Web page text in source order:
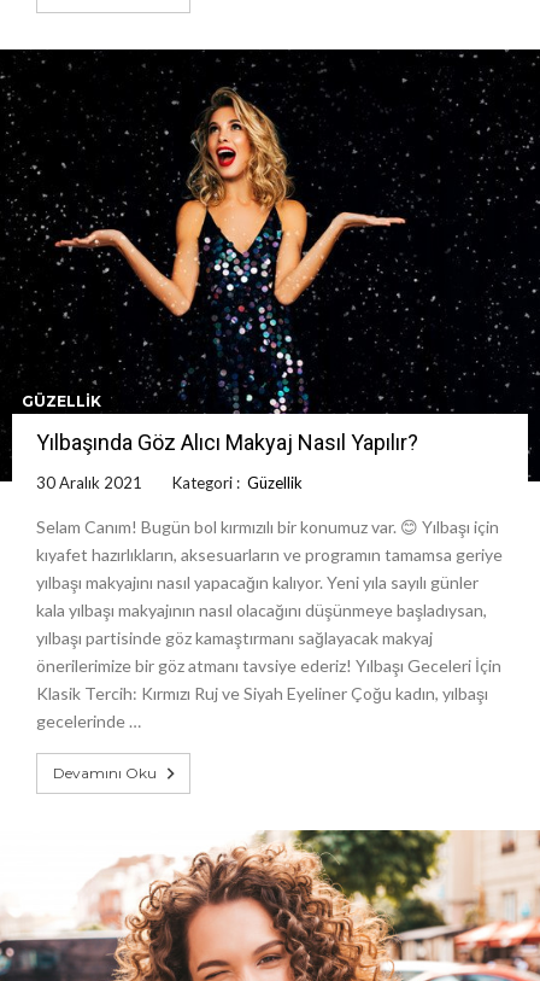
GÜZELLIK
Yılbaşında Göz Alıcı Makyaj Nasıl Yapılır?
30 Aralık 2021 Kategori : Güzellik
Selam Canım! Bugün bol kırmızılı bir konumuz var. 😊 Yılbaşı için
kıyafet hazırlıkların, aksesuarların ve programın tamamsa geriye
yılbaşı makyajını nasıl yapacağın kalıyor. Yeni yıla sayılı günler
kala yılbaşı makyajının nasıl olacağını düşünmeye başladıysan,
yılbaşı partisinde göz kamaştırmanı sağlayacak makyaj
önerilerimize bir göz atmanı tavsiye ederiz! Yılbaşı Geceleri İçin
Klasik Tercih: Kırmızı Ruj ve Siyah Eyeliner Çoğu kadın, yılbaşı
gecelerinde …
Devamını Oku